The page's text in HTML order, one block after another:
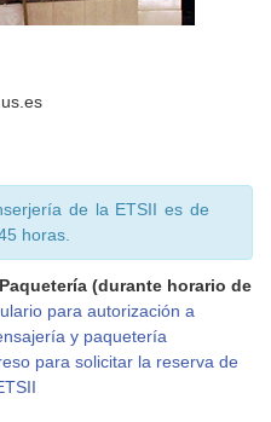
de la ETSII es de
horas.
(durante horario de
para autorización a
y paquetería
para solicitar la reserva de